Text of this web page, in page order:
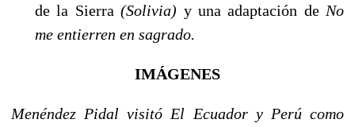
de la Sierra(So­livia) y una adaptación de No
me entierren en sagrado.
IMÁGENES
Menéndez Pidal visitó El Ecua­dor y Perú como